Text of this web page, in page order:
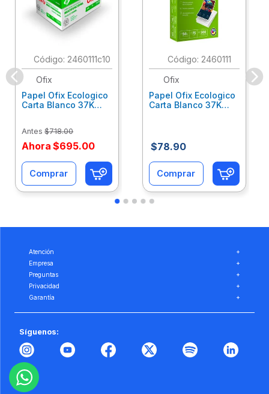
: 2460111c10
Ofix
Papel Ofix Ecologico
Carta Blanco 37K
Antes $718.00
Ahora $695.00
Comprar
: 2460111
Ofix
Papel Ofix Ecologico
Carta Blanco 37K
$78.90
Comprar
Atención
+
Empresa
+
Preguntas
+
Privacidad
+
Garantía
+
Síguenos: